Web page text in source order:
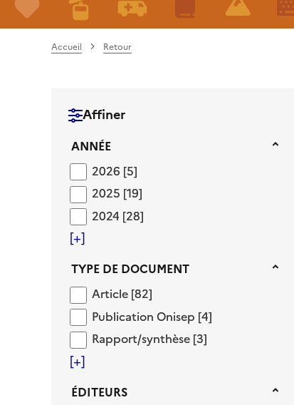
Accueil Retour
Affiner
Année
ANNÉE
20262026 [5]
20252025 [19]
20242024 [28]
[+]
Type de document
TYPE DE DOCUMENT
ArticleArticle [82]
Publication Onisep
Publication Onisep [4]
Rapport/synthèse
Rapport/synthèse [3]
[+]
Éditeurs
ÉDITEURS